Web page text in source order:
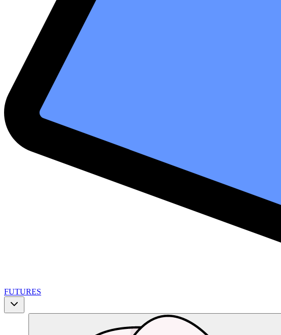
FUTURES